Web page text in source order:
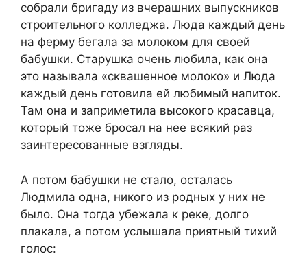
собрали бригаду из вчерашних выпускников
строительного колледжа. Люда каждый день
на ферму бегала за молоком для своей
бабушки. Старушка очень любила, как она
это называла «сквашенное молоко» и Люда
каждый день готовила ей любимый напиток.
Там она и заприметила высокого красавца,
который тоже бросал на нее всякий раз
заинтересованные взгляды.
А потом бабушки не стало, осталась
Людмила одна, никого из родных у них не
было. Она тогда убежала к реке, долго
плакала, а потом услышала приятный тихий
голос: